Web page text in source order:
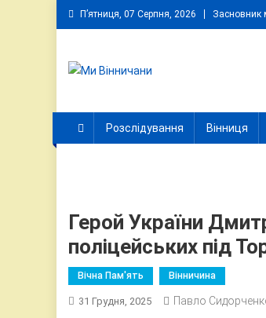
Skip
to
П’ятниця, 07 Серпня, 2026 Засновник
Розслідування Вінниця
Герой України
поліцейських під
Вічна Пам'ять Вінничина
31 Грудня, 2025 Павло